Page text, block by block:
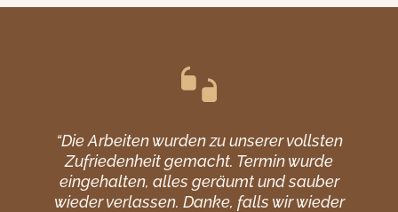
“Die Arbeiten wurden zu unserer vollsten
Zufriedenheit gemacht. Termin wurde
eingehalten, alles geräumt und sauber
wieder verlassen. Danke, falls wir wieder